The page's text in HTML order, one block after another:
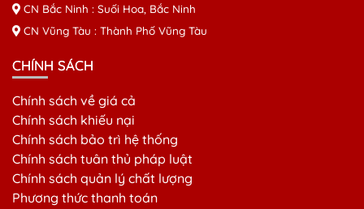
CN Bắc Ninh : Suối Hoa, Bắc Ninh
CN Vũng Tàu : Thành Phố Vũng Tàu
CHÍNH SÁCH
Chính sách về giá cả
Chính sách khiếu nại
Chính sách bảo trì hệ thống
Chính sách tuân thủ pháp luật
Chính sách quản lý chất lượng
Phương thức thanh toán